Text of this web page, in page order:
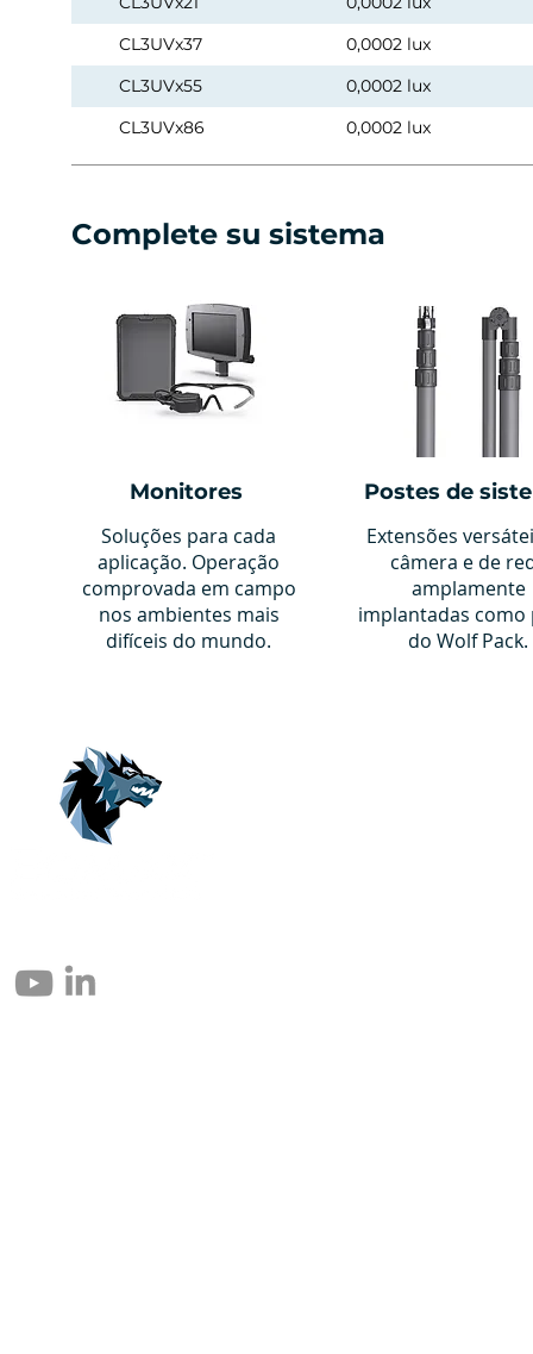
CL3UVx37
0,0002 lux
CL3UVx55
0,0002 lux
CL3UVx86
0,0002 lux
Complete su sistema
Monitores
Soluções para cada
aplicação. Operação
comprovada em campo
nos ambientes mais
difíceis do mundo.
Postes de
Extensões
câmera e de
amplamente
implantadas como
do Wolf Pack.